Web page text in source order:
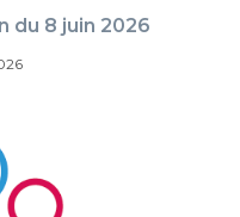
du 8 juin 2026